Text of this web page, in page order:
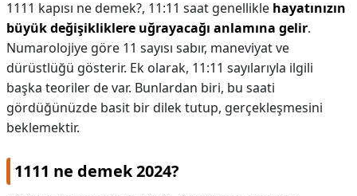
1111 kapısı ne demek?, 11:11 saat genellikle hayatınızın
büyük değişikliklere uğrayacağı anlamına gelir.
Numarolojiye göre 11 sayısı sabır, maneviyat ve
dürüstlüğü gösterir. Ek olarak, 11:11 sayılarıyla ilgili
başka teoriler de var. Bunlardan biri, bu saati
gördüğünüzde basit bir dilek tutup, gerçekleşmesini
beklemektir.
1111 ne demek 2024?